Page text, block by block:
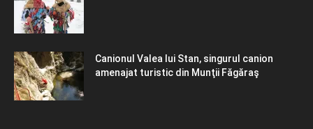
Canionul Valea lui Stan, singurul canion
amenajat turistic din Munţii Făgăraş